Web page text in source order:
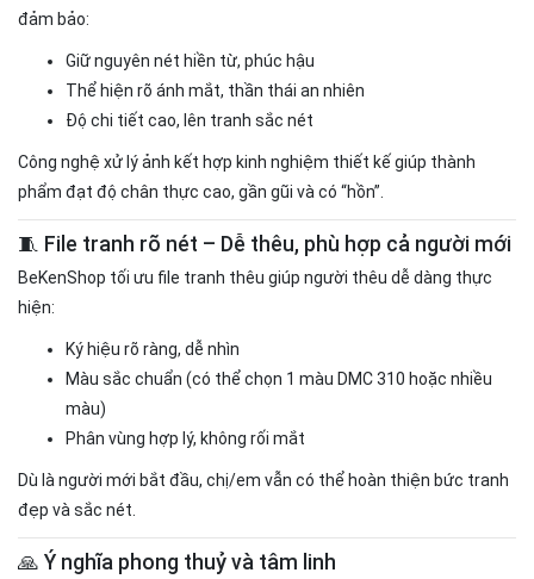
đảm bảo:
Giữ nguyên nét hiền từ, phúc hậu
Thể hiện rõ ánh mắt, thần thái an nhiên
Độ chi tiết cao, lên tranh sắc nét
Công nghệ xử lý ảnh kết hợp kinh nghiệm thiết kế giúp thành
phẩm đạt độ chân thực cao, gần gũi và có “hồn”.
🧵 File tranh rõ nét – Dễ thêu, phù hợp cả người mới
BeKenShop tối ưu file tranh thêu giúp người thêu dễ dàng thực
hiện:
Ký hiệu rõ ràng, dễ nhìn
Màu sắc chuẩn (có thể chọn 1 màu DMC 310 hoặc nhiều
màu)
Phân vùng hợp lý, không rối mắt
Dù là người mới bắt đầu, chị/em vẫn có thể hoàn thiện bức tranh
đẹp và sắc nét.
🙏 Ý nghĩa phong thuỷ và tâm linh